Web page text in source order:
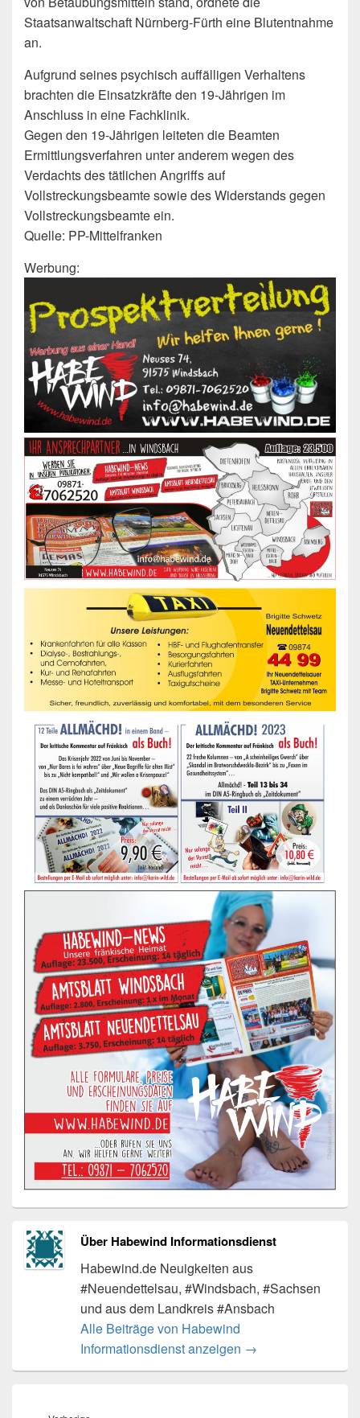
Staatsanwaltschaft Nürnberg-Fürth eine Blutentnahme
an.
Aufgrund seines psychisch auffälligen Verhaltens
brachten die Einsatzkräfte den 19-Jährigen im
Anschluss in eine Fachklinik.
Gegen den 19-Jährigen leiteten die Beamten
Ermittlungsverfahren unter anderem wegen des
Verdachts des tätlichen Angriffs auf
Vollstreckungsbeamte sowie des Widerstands gegen
Vollstreckungsbeamte ein.
Quelle: PP-Mittelfranken
Werbung:
Über Habewind Informationsdienst
Habewind.de Neuigkeiten aus
#Neuendettelsau, #Windsbach, #Sachsen
und aus dem Landkreis #Ansbach
Alle Beiträge von Habewind
Informationsdienst anzeigen →